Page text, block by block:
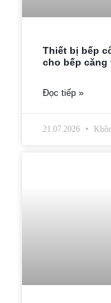
Thiết bị bếp
cho bếp căng
Đọc tiếp »
21.07.2026